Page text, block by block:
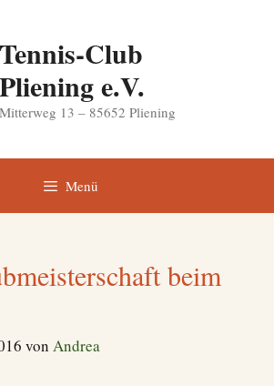
Tennis-Club
Pliening e.V.
Mitterweg 13 – 85652 Pliening
Menü
beim
von Andrea